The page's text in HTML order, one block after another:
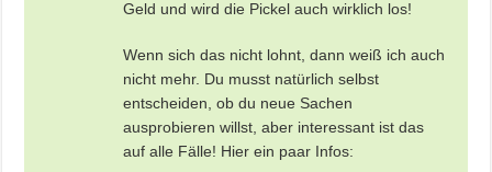
Geld und wird die Pickel auch wirklich los!
Wenn sich das nicht lohnt, dann weiß ich auch
nicht mehr. Du musst natürlich selbst
entscheiden, ob du neue Sachen
ausprobieren willst, aber interessant ist das
auf alle Fälle! Hier ein paar Infos: